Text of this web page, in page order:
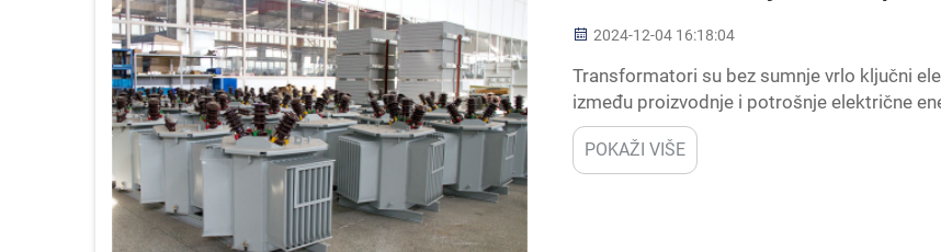
2024-12-04 16:18:04
Transformatori su bez sumnje vrlo ključni
između proizvodnje i potrošnje električne
principe rada transformatora, kao i na
POKAŽI VIŠE